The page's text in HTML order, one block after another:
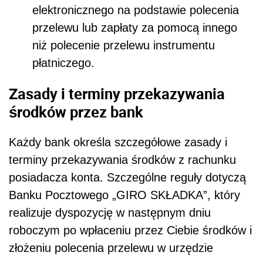
elektronicznego na podstawie polecenia
przelewu lub zapłaty za pomocą innego
niż polecenie przelewu instrumentu
płatniczego.
Zasady i terminy przekazywania
środków przez bank
Każdy bank określa szczegółowe zasady i
terminy przekazywania środków z rachunku
posiadacza konta. Szczególne reguły dotyczą
Banku Pocztowego „GIRO SKŁADKA”, który
realizuje dyspozycję w następnym dniu
roboczym po wpłaceniu przez Ciebie środków i
złożeniu polecenia przelewu w urzędzie